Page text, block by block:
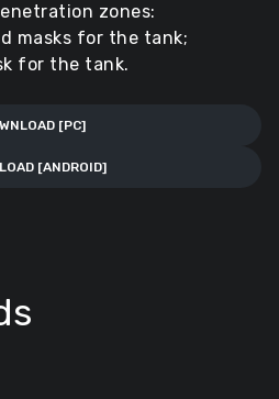
zones:
masks for the tank;
for the tank.
[PC]
[ANDROID]